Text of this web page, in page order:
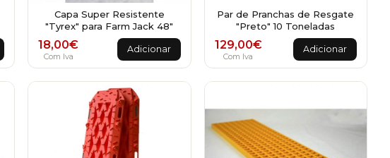
Capa Super Resistente
"Tyrex" para Farm Jack 48"
18,00€
Com Iva
Adicionar
Par de Pranchas de Resgate
"Preto" 10 Toneladas
129,00€
Com Iva
Adicionar